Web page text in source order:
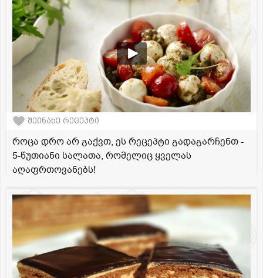
შეინახე რეცეპტი
როცა დრო არ გაქვთ, ეს რეცეპტი გადაგარჩენთ -
5-წუთიანი სალათა, რომელიც ყველას
აღაფრთოვანებს!